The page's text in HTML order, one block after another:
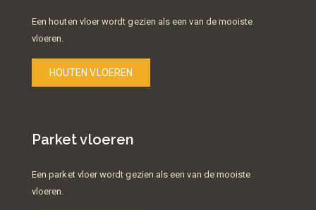
Een houten vloer wordt gezien als een van de mooiste
vloeren.
HOUTEN VLOEREN
Parket vloeren
Een parket vloer wordt gezien als een van de mooiste
vloeren.